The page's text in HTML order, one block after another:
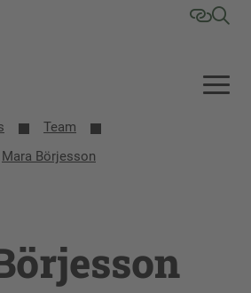
Team
Mara Börjesson